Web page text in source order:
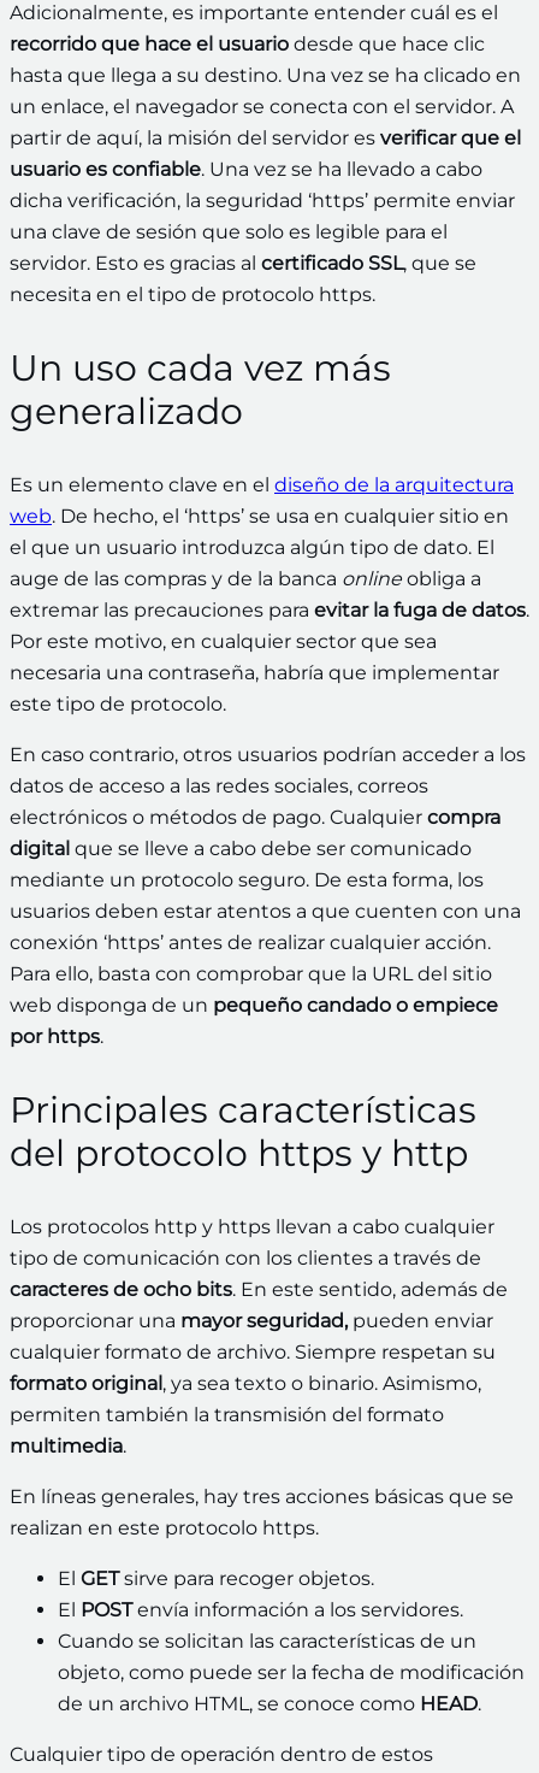
Adicionalmente, es importante entender cuál es el
recorrido que hace el usuario desde que hace clic
hasta que llega a su destino. Una vez se ha clicado en
un enlace, el navegador se conecta con el servidor. A
partir de aquí, la misión del servidor es verificar que el
usuario es confiable. Una vez se ha llevado a cabo
dicha verificación, la seguridad ‘https’ permite enviar
una clave de sesión que solo es legible para el
servidor. Esto es gracias al certificado SSL, que se
necesita en el tipo de protocolo https.
Un uso cada vez más
generalizado
Es un elemento clave en el diseño de la arquitectura
web. De hecho, el ‘https’ se usa en cualquier sitio en
el que un usuario introduzca algún tipo de dato. El
auge de las compras y de la banca onlineobliga a
extremar las precauciones para evitar la fuga de datos.
Por este motivo, en cualquier sector que sea
necesaria una contraseña, habría que implementar
este tipo de protocolo.
En caso contrario, otros usuarios podrían acceder a los
datos de acceso a las redes sociales, correos
electrónicos o métodos de pago. Cualquier compra
digital que se lleve a cabo debe ser comunicado
mediante un protocolo seguro. De esta forma, los
usuarios deben estar atentos a que cuenten con una
conexión ‘https’ antes de realizar cualquier acción.
Para ello, basta con comprobar que la URL del sitio
web disponga de un pequeño candado o empiece
por https.
Principales características
del protocolo https y http
Los protocolos http y https llevan a cabo cualquier
tipo de comunicación con los clientes a través de
caracteres de ocho bits. En este sentido, además de
proporcionar una mayor seguridad, pueden enviar
cualquier formato de archivo. Siempre respetan su
formato original, ya sea texto o binario. Asimismo,
permiten también la transmisión del formato
multimedia.
En líneas generales, hay tres acciones básicas que se
realizan en este protocolo https.
El GETsirve para recoger objetos.
El POSTenvía información a los servidores.
Cuando se solicitan las características de un
objeto, como puede ser la fecha de modificación
de un archivo HTML, se conoce como HEAD.
Cualquier tipo de operación dentro de estos